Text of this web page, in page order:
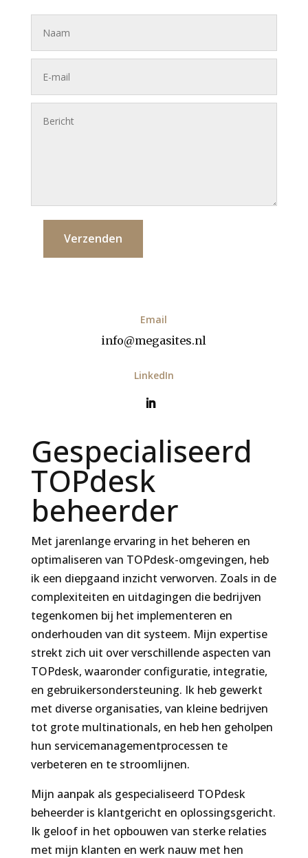
Verzenden
Email
info@megasites.nl
LinkedIn
Gespecialiseerd
TOPdesk
beheerder
Met jarenlange ervaring in het beheren en
optimaliseren van TOPdesk-omgevingen, heb
ik een diepgaand inzicht verworven. Zoals in de
complexiteiten en uitdagingen die bedrijven
tegenkomen bij het implementeren en
onderhouden van dit systeem. Mijn expertise
strekt zich uit over verschillende aspecten van
TOPdesk, waaronder configuratie, integratie,
en gebruikersondersteuning. Ik heb gewerkt
met diverse organisaties, van kleine bedrijven
tot grote multinationals, en heb hen geholpen
hun servicemanagementprocessen te
verbeteren en te stroomlijnen.
Mijn aanpak als gespecialiseerd TOPdesk
beheerder is klantgericht en oplossingsgericht.
Ik geloof in het opbouwen van sterke relaties
met mijn klanten en werk nauw met hen